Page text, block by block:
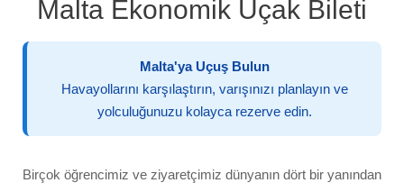
Breadcrumb
Malta Ekonomik Uçak Bileti
Malta'ya Uçuş Bulun
Havayollarını karşılaştırın, varışınızı planlayın ve
yolculuğunuzu kolayca rezerve edin.
Birçok öğrencimiz ve ziyaretçimiz dünyanın dört bir yanından